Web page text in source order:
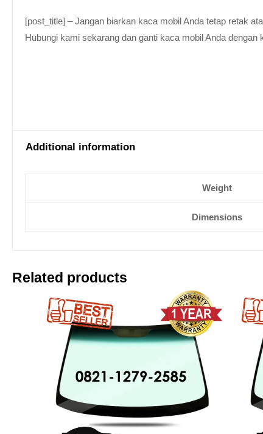
[post_title] – Jangan biarkan kaca mobil Anda tetap retak
Hubungi kami sekarang dan ganti kaca mobil Anda
Additional information
Weight
Dimensions
Related products